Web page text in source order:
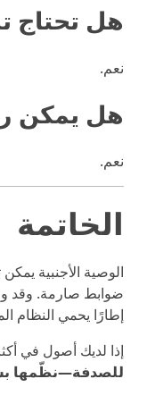
هل تحتاج
نعم.
هل يمكن
نعم.
الخاتمة
الوصية الأجنبية
ضوابط صارمة. وقد
إطارًا يحمي النظام
إذا لديك أصول في
للصدفة—نظّمها